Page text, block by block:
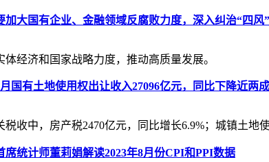
加大国有企业、金融领域反腐败力度，深入纠治“四风”
经济和国家战略力度，推动高质量发展。
国有土地使用权出让收入27096亿元，同比下降近两成
收中，房产税2470亿元，同比增长6.9%；城镇土地
席统计师董莉娟解读2023年8月份CPI和PPI数据